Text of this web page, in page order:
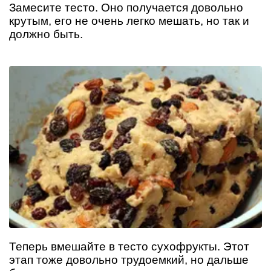
Замесите тесто. Оно получается довольно
крутым, его не очень легко мешать, но так и
должно быть.
Теперь вмешайте в тесто сухофрукты. Этот
этап тоже довольно трудоемкий, но дальше